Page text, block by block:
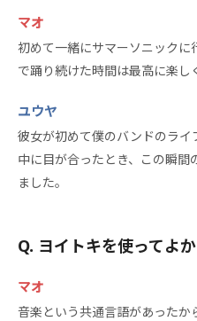
マオ
初めて一緒にサマーソニックに
で踊り続けた時間は最高に楽し
ユウヤ
彼女が初めて僕のバンドのラ
中に目が合ったとき、この瞬間
ました。
ヨイトキを使ってよ
マオ
音楽という共通言語があったか